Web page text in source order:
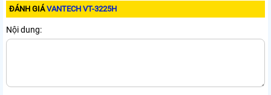
ĐÁNH GIÁVANTECH VT-3225H
Nội dung: